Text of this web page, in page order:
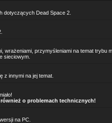
dotyczących Dead Space 2.
wrażeniami, przymyśleniami na temat trybu
sieciowym.
z innymi na jej temat.
o problemach technicznych!
na PC.